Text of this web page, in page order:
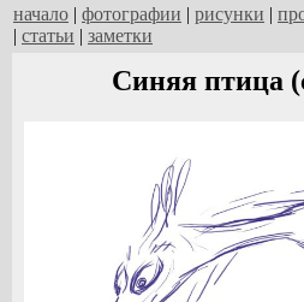
начало | фотографии | рисунки |
| статьи | заметки
Синяя птица